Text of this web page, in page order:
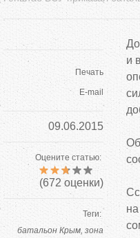
Печать
E-mail
09.06.2015
Оцените статью:
(672 оценки)
Теги:
батальон Крым зона
и
Об
на